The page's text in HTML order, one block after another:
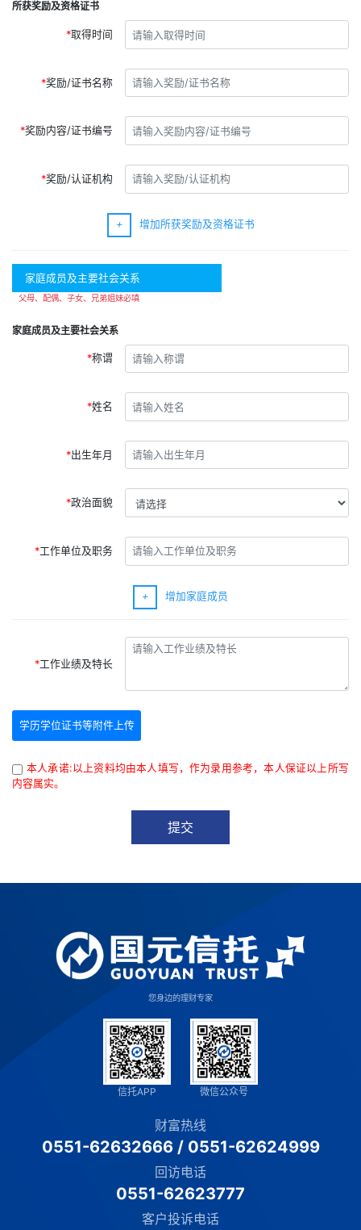
所获奖励及资格证书
取得时间
奖励/证书名称
奖励内容/证书编号
奖励/认证机构
+ 增加所获奖励及资格证书
家庭成员及主要社会关系
父母、配偶、子女、兄弟姐妹必填
家庭成员及主要社会关系
称谓
姓名
出生年月
政治面貌
工作单位及职务
+ 增加家庭成员
工作业绩及特长
学历学位证书等附件上传
本人承诺:以上资料均由本人填写，作为录用参考，本人保证以上所写
内容属实。
提交
您身边的理财专家
信托APP 微信公众号
财富热线
0551-62632666/ 0551-62624999
回访电话
0551-62623777
客户投诉电话